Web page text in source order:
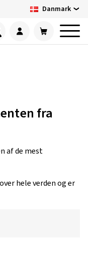
Danmark
fra
af ​​de mest
hele verden og er